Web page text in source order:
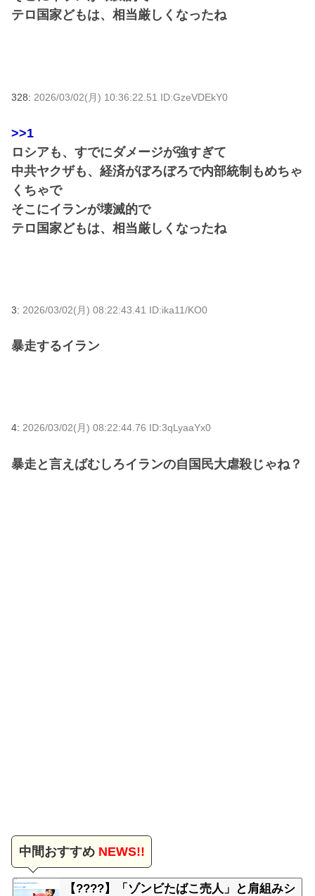
テロ国家どもは、相当厳しくなったね
328: 2026/03/02(月) 10:36:22.51 ID:GzeVDEkY0
>>1
ロシアも、すでにダメージが強すぎて
中共ヤクザも、経済がぼろぼろで内部統制もめちゃ
くちゃで
そこにイランが壊滅的で
テロ国家どもは、相当厳しくなったね
3: 2026/03/02(月) 08:22:43.41 ID:ika11/KO0
暴走するイラン
4: 2026/03/02(月) 08:22:44.76 ID:3qLyaaYx0
暴走と言えばむしろイランの自国民大虐殺じゃね？
中間おすすめNEWS!!
【????】「ゾンビたばこ売人」と肩組みシ